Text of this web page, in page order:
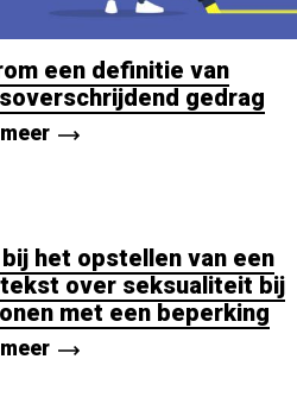
een definitie van
gedrag
het opstellen van een
over seksualiteit bij
met een beperking